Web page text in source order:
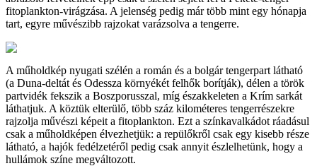
fitoplankton-virágzása. A jelenség pedig már több mint egy hónapja
tart, egyre művészibb rajzokat varázsolva a tengerre.
A műholdkép nyugati szélén a román és a bolgár tengerpart látható
(a Duna-deltát és Odessza környékét felhők borítják), délen a török
partvidék fekszik a Boszporusszal, míg északkeleten a Krím sarkát
láthatjuk. A köztük elterülő, több száz kilométeres tengerrészekre
rajzolja művészi képeit a fitoplankton. Ezt a színkavalkádot ráadásul
csak a műholdképen élvezhetjük: a repülőkről csak egy kisebb része
látható, a hajók fedélzetéről pedig csak annyit észlelhetünk, hogy a
hullámok színe megváltozott.